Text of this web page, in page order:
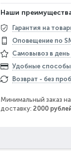
Наши
Гарантия на
Оповещение по
Самовывоз в день
Удобные
Возврат - без
Минимальный заказ на
доставку:2000